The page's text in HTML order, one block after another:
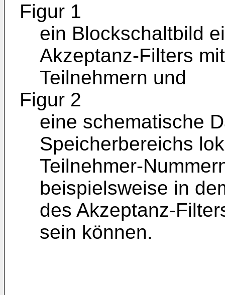
Figur 1
ein Blockschaltbild
Akzeptanz-Filters
Teilnehmern und
Figur 2
eine schematische
Speicherbereichs
Teilnehmer-
beispielsweise in
des Akzeptanz-
sein können.